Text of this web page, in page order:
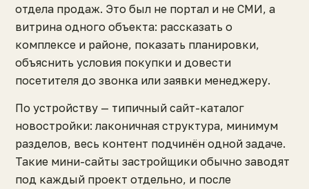
отдела продаж. Это был не портал и не СМИ, а
витрина одного объекта: рассказать о
комплексе и районе, показать планировки,
объяснить условия покупки и довести
посетителя до звонка или заявки менеджеру.
По устройству — типичный сайт-каталог
новостройки: лаконичная структура, минимум
разделов, весь контент подчинён одной задаче.
Такие мини-сайты застройщики обычно заводят
под каждый проект отдельно, и после